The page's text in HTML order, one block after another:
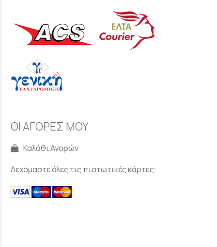
ΟΙ ΑΓΟΡΕΣ ΜΟΥ
Καλάθι Αγορών
Δεχόμαστε όλες τις πιστωτικές κάρτες: